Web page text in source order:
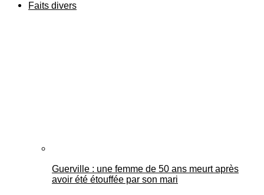
Faits divers
Guerville : une femme de 50 ans meurt après
avoir été étouffée par son mari